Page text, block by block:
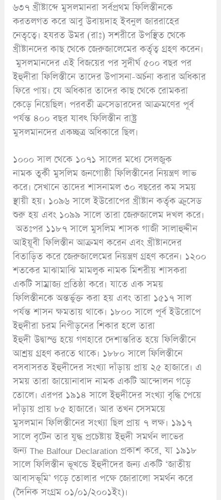
৬৩৭ খ্রীষ্টাব্দে মুসলমানরা সর্বপ্রথম ফিলিস্তীনকে
করতলগত করে আবু উবায়দাহ ইবনুল জাররাহের
নেতৃত্বে। হযরত উমর (রাঃ) সশরীরে উপস্থিত থেকে
খ্রীষ্টানদের কাছ থেকে জেরুজালেমের কর্তৃত্ব গ্রহণ করেন।
মুসলমানদের এই বিজয়ের পর সুদীর্ঘ ৫০০ বছর পর
ইহুদীরা ফিলিস্তীনে তাদের উপাসনা-অর্চনা করার অধিকার
ফিরে পায়। যে অধিকার তাদের কাছ থেকে রোমকরা
কেড়ে নিয়েছিল। পরবর্তী ক্রসেডারদের আক্রমণের পূর্ব
পর্যন্ত ৪০০ বছর যাবৎ ফিলিস্তীন রাষ্ট্র
মুসলমানদের একচ্ছত্র অধিকারে ছিল।
১০০০ সাল থেকে ১০৭১ সালের মধ্যে সেলজুক
নামক তুর্কী মুসলিম জনগোষ্ঠী ফিলিস্তীনের নিয়ন্ত্রণ লাভ
করে। সেখানে তাদের শাসনামল ৩০ বছরের কম সময়
স্থায়ী হয়। ১০৯৬ সালে ইউরোপের খ্রীষ্টান কর্তৃক ক্রুসেড
শুরু হয় এবং ১০৯৯ সালে তারা জেরুজালেম দখল করে।
অতঃপর ১১৮৭ সালে মুসলিম শাসক গাজী সালাহুদ্দীন
আইয়ূবী ফিলিস্তীন আক্রমণ করেন এবং খ্রীষ্টানদের
বিতাড়িত করে জেরুজালেমের নিয়ন্ত্রণ গ্রহণ করেন। ১২০০
শতকের মাঝামাঝি মামলুক নামক মিশরীয় শাসকরা
একটি সাম্রাজ্য প্রতিষ্ঠা করে। যাতে এক সময়
ফিলিস্তীনকে অন্তর্ভুক্ত করা হয় এবং তারা ১৫১৭ সাল
পর্যন্ত শাসন ক্ষমতায় থাকে। ১৮০০ সালে পূর্ব ইউরোপে
ইহুদীরা চরম নিপীড়নের শিকার হলে তারা
ইহুদী উদ্বাস্ত্ত হয়ে গণহারে দেশান্তরিত হয়ে ফিলিস্তীনে
আশ্রয় গ্রহণ করতে থাকে। ১৮৮০ সালে ফিলিস্তীনে
বসবাসরত ইহুদীদের সংখ্যা দাঁড়ায় প্রায় ২৫ হাজারে। এ
সময় তারা জায়োনাবাদ নামক একটি আন্দোলন গড়ে
তোলে। এরপর ১৯১৪ সালে ইহুদীদের সংখ্যা বৃদ্ধি পেয়ে
দাঁড়ায় প্রায় ৮৫ হাজারে। আর তখন সেসময়ে
মুসলমান ফিলিস্তীনের সংখ্যা ছিল প্রায় ৭ লক্ষ। ১৯১৭
সালে বৃটেন তার যুদ্ধ প্রচেষ্টায় ইহুদী সমর্থন লাভের
জন্য The Balfour Declaration প্রকাশ করে, যা ১৯১৮
সালে ফিলিস্তীন ভূখন্ডে ইহুদীদের জন্য একটি ‘জাতীয়
আবাসভূমি’ গড়ে তোলার পক্ষে জোরালো সমর্থন করে
(দৈনিক সংগ্রম ০১/০১/২০০১ইং)।